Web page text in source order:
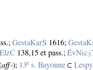
GestaKarS 1616;
138,15 et pass.;ÉvNic3
aff‑); 13e s. Bayonne ⊂